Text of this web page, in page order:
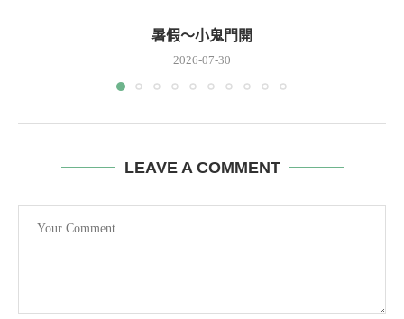
暑假～小鬼門開
2026-07-30
LEAVE A COMMENT